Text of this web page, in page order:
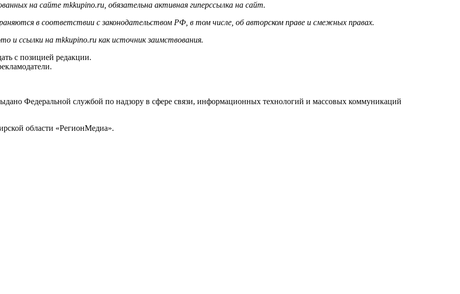
на сайте mkkupino.ru, обязательна активная гиперссылка на сайт.
в соответствии с законодательством РФ, в том числе, об авторском праве и смежных правах.
и ссылки на mkkupino.ru как источник заимствования.
с позицией редакции.
Федеральной службой по надзору в сфере связи, информационных технологий и массовых коммуникаций
области «РегионМедиа».